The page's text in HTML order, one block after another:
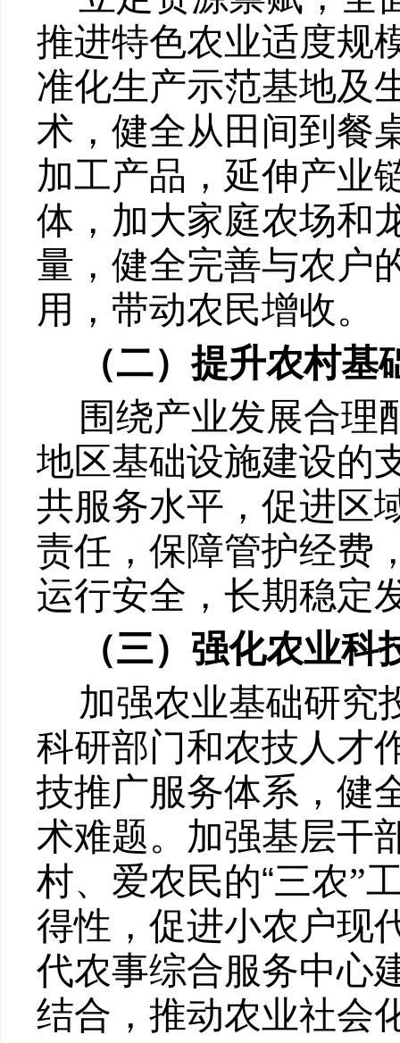
推进特色农业适度规
准化生产示范基地及
术，健全从田间到餐
加工产品，延伸产业
体，加大家庭农场和
量，健全完善与农户
用，带动农民增收。
（二）提升农村
围绕产业发展合理
地区基础设施建设的
共服务水平，促进区
责任，保障管护经费
运行安全，长期稳定
（三）强化农业科
加强农业基础研究
科研部门和农技人才
技推广服务体系，健
术难题。加强基层干
村、爱农民的“三农”
得性，促进小农户现
代农事综合服务中心
结合，推动农业社会